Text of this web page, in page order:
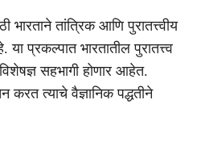
भारताने तांत्रिक आणि पुरातत्त्वीय
प्रकल्पात भारतातील पुरातत्त्व
सहभागी होणार आहेत.
करत त्याचे वैज्ञानिक पद्धतीने